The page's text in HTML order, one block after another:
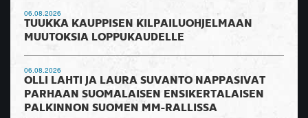
06.08.2026
TUUKKA KAUPPISEN KILPAILUOHJELMAAN
MUUTOKSIA LOPPUKAUDELLE
06.08.2026
OLLI LAHTI JA LAURA SUVANTO NAPPASIVAT
PARHAAN SUOMALAISEN ENSIKERTALAISEN
PALKINNON SUOMEN MM-RALLISSA